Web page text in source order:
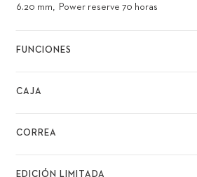
6.20 mm
Power reserve 70 horas
FUNCIONES
CAJA
CORREA
EDICIÓN LIMITADA